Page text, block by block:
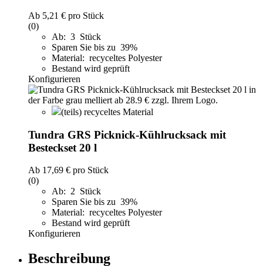
Ab 5,21 € pro Stück
(0)
Ab: 3 Stück
Sparen Sie bis zu 39%
Material: recyceltes Polyester
Bestand wird geprüft
Konfigurieren
(teils) recyceltes Material
Tundra GRS Picknick-Kühlrucksack mit
Besteckset 20 l
Ab 17,69 € pro Stück
(0)
Ab: 2 Stück
Sparen Sie bis zu 39%
Material: recyceltes Polyester
Bestand wird geprüft
Konfigurieren
Beschreibung